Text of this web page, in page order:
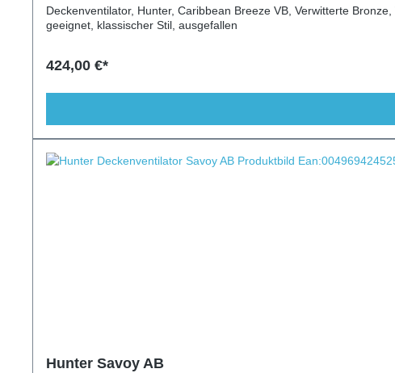
Deckenventilator, Hunter, Caribbean Breeze VB, Verwitterte
geeignet, klassischer Stil, ausgefallen
424,00 €*
Hunter Savoy AB